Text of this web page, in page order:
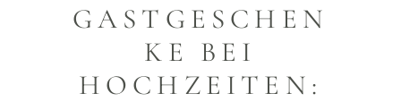
GASTGESCHEN
KE BEI
HOCHZEITEN: